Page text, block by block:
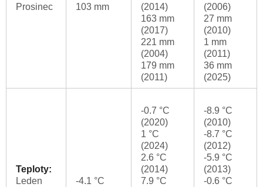
Prosinec
103 mm
(2014)
163 mm
(2017)
221 mm
(2004)
179 mm
(2011)
(2006)
27 mm
(2010)
1 mm
(2011)
36 mm
(2025)
Teploty:
Leden
-4.1 °C
-0.7 °C
(2020)
1 °C
(2024)
2.6 °C
(2014)
7.9 °C
-8.9 °C
(2010)
-8.7 °C
(2012)
-5.9 °C
(2013)
-0.6 °C